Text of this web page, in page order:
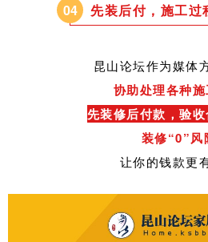
04 先装后付，施工过
昆山论坛作为媒体
协助处理各种
先装修后付款，验
装修“0”风
让你的钱款更